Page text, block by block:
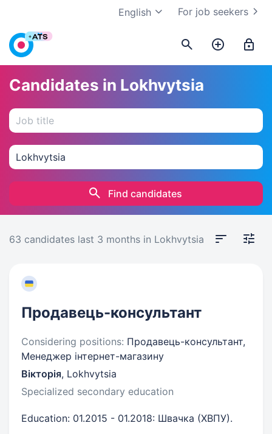
For job seekers
English
Candidates in Lokhvytsia
Find candidates
63 candidates last 3 months in Lokhvytsia
Продавець-консультант
Considering positions: Продавець-консультант,
Менеджер інтернет-магазину
Вікторія, Lokhvytsia
Specialized secondary education
Education: 01.2015 - 01.2018: Швачка (ХВПУ).